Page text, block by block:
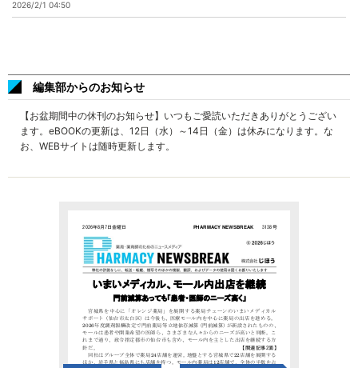
2026/2/1 04:50
編集部からのお知らせ
【お盆期間中の休刊のお知らせ】いつもご愛読いただきありがとうござい
ます。eBOOKの更新は、12日（水）～14日（金）は休みになります。な
お、WEBサイトは随時更新します。